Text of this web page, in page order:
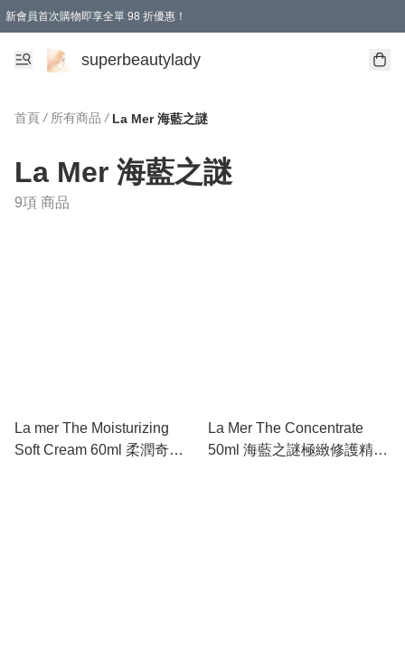
新會員首次購物即享全單 98 折優惠！
會員折扣優惠
superbeautylady
首頁 / 所有商品 / La Mer 海藍之謎
La Mer 海藍之謎
9項 商品
La mer The Moisturizing
Soft Cream 60ml 柔潤奇蹟
La Mer The Concentrate
50ml 海藍之謎極緻修護精華